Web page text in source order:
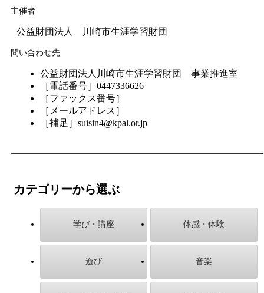
主催者
公益財団法人 川崎市生涯学習財団
問い合わせ先
公益財団法人川崎市生涯学習財団 事業推進室
［電話番号］0447336626
［ファックス番号］
［メールアドレス］
［補足］suisin4@kpal.or.jp
カテゴリーから選ぶ
学び・講座 体感・体験
遊び 音楽